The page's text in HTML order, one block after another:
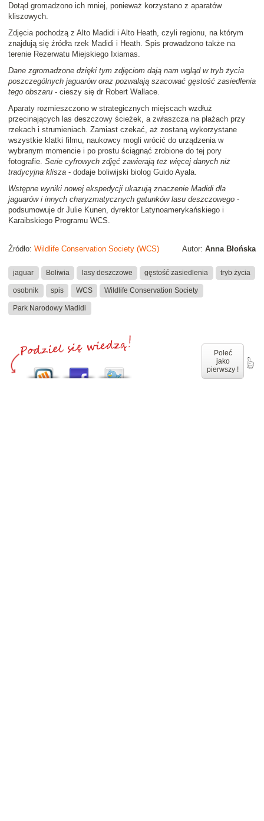
Dotąd gromadzono ich mniej, ponieważ korzystano z aparatów
kliszowych.
Zdjęcia pochodzą z Alto Madidi i Alto Heath, czyli regionu, na którym
znajdują się źródła rzek Madidi i Heath. Spis prowadzono także na
terenie Rezerwatu Miejskiego Ixiamas.
Dane zgromadzone dzięki tym zdjęciom dają nam wgląd w tryb życia
poszczególnych jaguarów oraz pozwalają szacować gęstość zasiedlenia
tego obszaru - cieszy się dr Robert Wallace.
Aparaty rozmieszczono w strategicznych miejscach wzdłuż
przecinających las deszczowy ścieżek, a zwłaszcza na plażach przy
rzekach i strumieniach. Zamiast czekać, aż zostaną wykorzystane
wszystkie klatki filmu, naukowcy mogli wrócić do urządzenia w
wybranym momencie i po prostu ściągnąć zrobione do tej pory
fotografie. Serie cyfrowych zdjęć zawierają też więcej danych niż
tradycyjna klisza - dodaje boliwijski biolog Guido Ayala.
Wstępne wyniki nowej ekspedycji ukazują znaczenie Madidi dla
jaguarów i innych charyzmatycznych gatunków lasu deszczowego -
podsumowuje dr Julie Kunen, dyrektor Latynoamerykańskiego i
Karaibskiego Programu WCS.
Autor: Anna Błońska
Źródło: Wildlife Conservation Society (WCS)
jaguar Boliwia lasy deszczowe gęstość zasiedlenia tryb życia
osobnik spis WCS Wildlife Conservation Society
Park Narodowy Madidi
Poleć
jako
pierwszy !